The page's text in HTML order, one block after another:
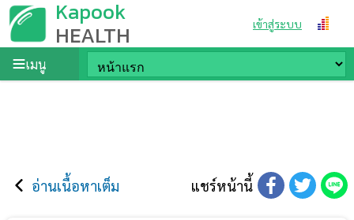
Kapook
HEALTH เข้าสู่ระบบ
เมนู
อ่านเนื้อหาเต็ม แชร์หน้านี้